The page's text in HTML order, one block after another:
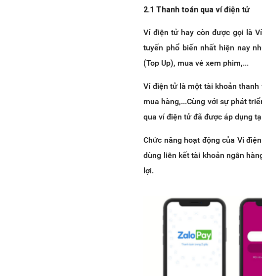
2.1 Thanh toán qua ví điện tử
Ví điện tử hay còn được gọi là
tuyến phổ biến nhất hiện nay
(Top Up), mua vé xem phim,...
Ví điện tử là một tài khoản
mua hàng,...Cùng với sự phát
qua ví điện tử đã được áp dụng
Chức năng hoạt động của Ví
dùng liên kết tài khoản ngân
lợi.